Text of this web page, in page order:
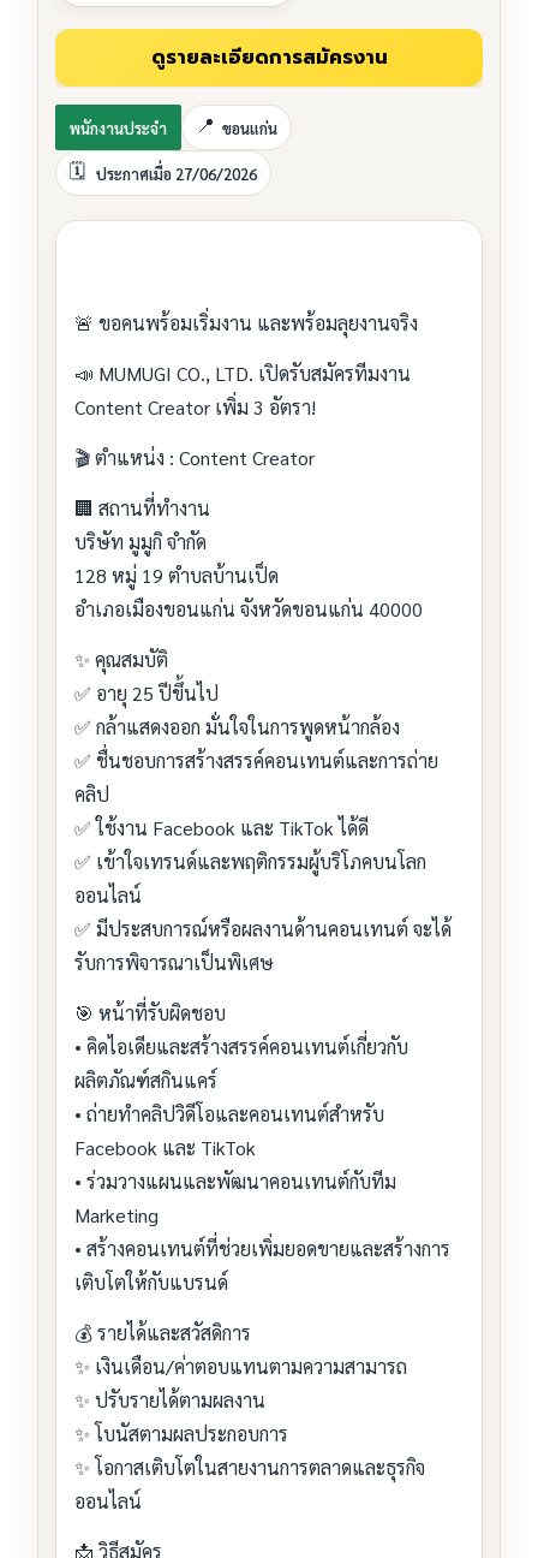
พนักงานประจำ ขอนแก่น
ประกาศเมื่อ 27/06/2026
🚨 ขอคนพร้อมเริ่มงาน และพร้อมลุยงานจริง
📣 MUMUGI CO., LTD. เปิดรับสมัครทีมงาน
Content Creator เพิ่ม 3 อัตรา!
🎬 ตำแหน่ง : Content Creator
🏢 สถานที่ทำงาน
บริษัท มูมูกิ จำกัด
128 หมู่ 19 ตำบลบ้านเป็ด
อำเภอเมืองขอนแก่น จังหวัดขอนแก่น 40000
✨ คุณสมบัติ
✅ อายุ 25 ปีขึ้นไป
✅ กล้าแสดงออก มั่นใจในการพูดหน้ากล้อง
✅ ชื่นชอบการสร้างสรรค์คอนเทนต์และการถ่าย
คลิป
✅ ใช้งาน Facebook และ TikTok ได้ดี
✅ เข้าใจเทรนด์และพฤติกรรมผู้บริโภคบนโลก
ออนไลน์
✅ มีประสบการณ์หรือผลงานด้านคอนเทนต์ จะได้
รับการพิจารณาเป็นพิเศษ
🎯 หน้าที่รับผิดชอบ
• คิดไอเดียและสร้างสรรค์คอนเทนต์เกี่ยวกับ
ผลิตภัณฑ์สกินแคร์
• ถ่ายทำคลิปวิดีโอและคอนเทนต์สำหรับ
Facebook และ TikTok
• ร่วมวางแผนและพัฒนาคอนเทนต์กับทีม
Marketing
• สร้างคอนเทนต์ที่ช่วยเพิ่มยอดขายและสร้างการ
เติบโตให้กับแบรนด์
💰 รายได้และสวัสดิการ
✨ เงินเดือน/ค่าตอบแทนตามความสามารถ
✨ ปรับรายได้ตามผลงาน
✨ โบนัสตามผลประกอบการ
✨ โอกาสเติบโตในสายงานการตลาดและธุรกิจ
ออนไลน์
📩 วิธีสมัคร